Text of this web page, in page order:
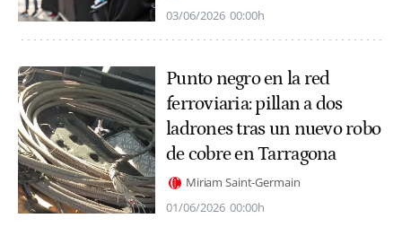
03/06/2026 00:00h
Punto negro en la red
ferroviaria: pillan a dos
ladrones tras un nuevo robo
de cobre en Tarragona
Miriam Saint-Germain
01/06/2026 00:00h